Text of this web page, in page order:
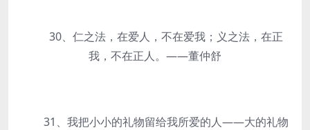
30、仁之法，在爱人，不在爱我；义之法，在正
我，不在正人。——董仲舒
31、我把小小的礼物留给我所爱的人——大的礼物